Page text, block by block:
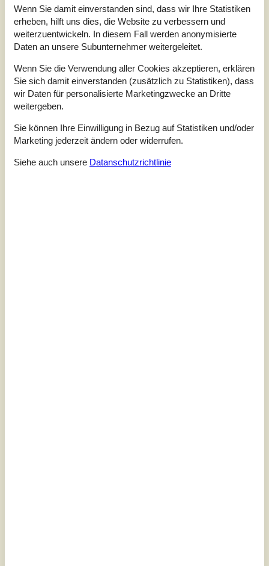
Modernes Ferienhaus nahe
Sandstrand am Fjord
Ø.Strandløkkevej - 5300 - Kerteminde
davon 2 Kinder (0-11 Jahre
alt)
Objekt Nr.:130-G51843 3,5
Wenn Sie damit einverstanden sind, dass wir Ihre Statistiken
erheben, hilft uns dies, die Website zu verbessern und
weiterzuentwickeln. In diesem Fall werden anonymisierte
Daten an unsere Subunternehmer weitergeleitet.
Wenn Sie die Verwendung aller Cookies akzeptieren, erklären
Sie sich damit einverstanden (zusätzlich zu Statistiken), dass
wir Daten für personalisierte Marketingzwecke an Dritte
weitergeben.
Sie können Ihre Einwilligung in Bezug auf Statistiken und/oder
Marketing jederzeit ändern oder widerrufen.
Siehe auch unsere Datanschutzrichtlinie